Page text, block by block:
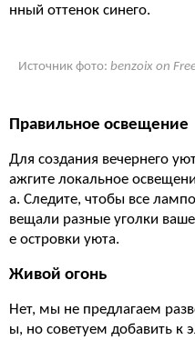
нный оттенок синего.
Источник фото: benzoix on
Правильное освещение
Для создания вечернего
ажгите локальное
а. Следите, чтобы все
вещали разные уголки
е островки уюта.
Живой огонь
Нет, мы не предлагаем
ы, но советуем добавить к